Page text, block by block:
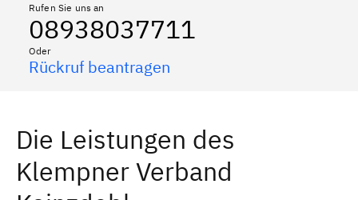
Rufen Sie uns an
08938037711
Oder
Rückruf beantragen
Die Leistungen des
Klempner Verband